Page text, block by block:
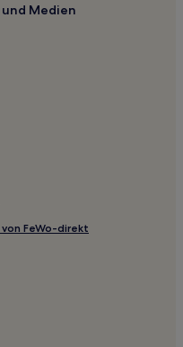
Medien
FeWo-direkt